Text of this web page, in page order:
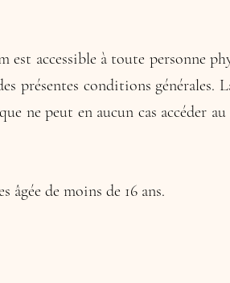
est accessible à toute personne
présentes conditions générales.
ne peut en aucun cas accéder au
de moins de 16 ans.